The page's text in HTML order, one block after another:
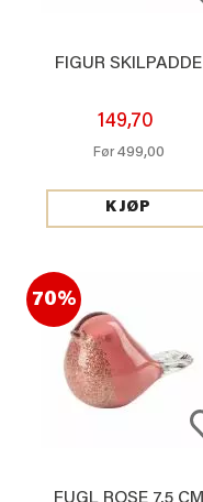
FIGUR SKILPADDE
149,70
Før499,00
KJØP
70%
FUGL ROSE 7,5 CM